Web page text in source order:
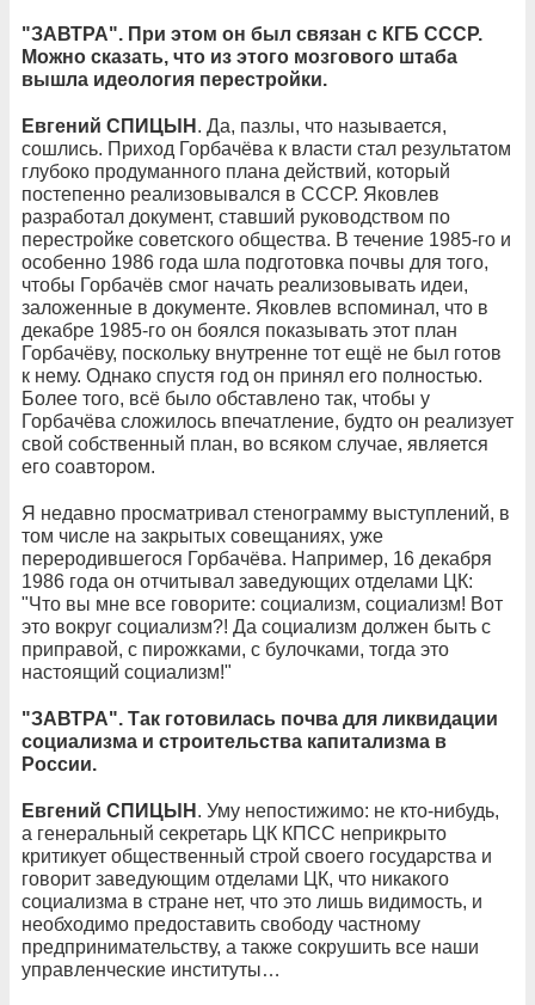
"ЗАВТРА". При этом он был связан с КГБ СССР.
Можно сказать, что из этого мозгового штаба
вышла идеология перестройки.
Евгений СПИЦЫН . Да, пазлы, что называется,
сошлись. Приход Горбачёва к власти стал результатом
глубоко продуманного плана действий, который
постепенно реализовывался в СССР. Яковлев
разработал документ, ставший руководством по
перестройке советского общества. В течение 1985-го и
особенно 1986 года шла подготовка почвы для того,
чтобы Горбачёв смог начать реализовывать идеи,
заложенные в документе. Яковлев вспоминал, что в
декабре 1985-го он боялся показывать этот план
Горбачёву, поскольку внутренне тот ещё не был готов
к нему. Однако спустя год он принял его полностью.
Более того, всё было обставлено так, чтобы у
Горбачёва сложилось впечатление, будто он реализует
свой собственный план, во всяком случае, является
его соавтором.
Я недавно просматривал стенограмму выступлений, в
том числе на закрытых совещаниях, уже
переродившегося Горбачёва. Например, 16 декабря
1986 года он отчитывал заведующих отделами ЦК:
"Что вы мне все говорите: социализм, социализм! Вот
это вокруг социализм?! Да социализм должен быть с
приправой, с пирожками, с булочками, тогда это
настоящий социализм!"
"ЗАВТРА". Так готовилась почва для ликвидации
социализма и строительства капитализма в
России.
Евгений СПИЦЫН . Уму непостижимо: не кто-нибудь,
а генеральный секретарь ЦК КПСС неприкрыто
критикует общественный строй своего государства и
говорит заведующим отделами ЦК, что никакого
социализма в стране нет, что это лишь видимость, и
необходимо предоставить свободу частному
предпринимательству, а также сокрушить все наши
управленческие институты…